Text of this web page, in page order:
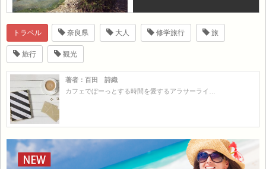
トラベル 奈良県 大人 修学旅行 旅
旅行 観光
著者：百田 詩織
カフェでぼーっとする時間を愛するアラサーライ…